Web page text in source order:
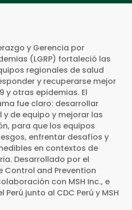
y Gerencia por
(LGRP) fortaleció las
regionales de salud
y recuperarse mejor
y otras epidemias. El
fue claro: desarrollar
de equipo y mejorar las
para que los equipos
enfrentar desafíos y
en contextos de
Desarrollado por el
Control and Prevention
con MSH Inc., e
junto al CDC Perú y MSH